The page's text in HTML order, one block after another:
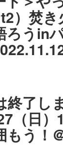
）焚き
ろうin
終了し
（日
もう！